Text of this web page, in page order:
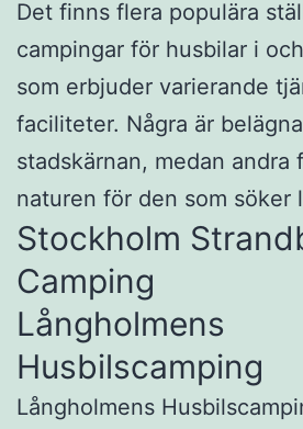
Det finns flera populära
campingar för husbilar i
som erbjuder varierande
faciliteter. Några är
stadskärnan, medan andra
naturen för den som söker
Stockholm
Camping
Långholmens
Husbilscamping
Långholmens